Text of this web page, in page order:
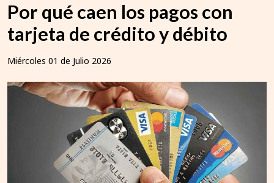
Por qué caen los pagos con
tarjeta de crédito y débito
Miércoles 01 de Julio 2026